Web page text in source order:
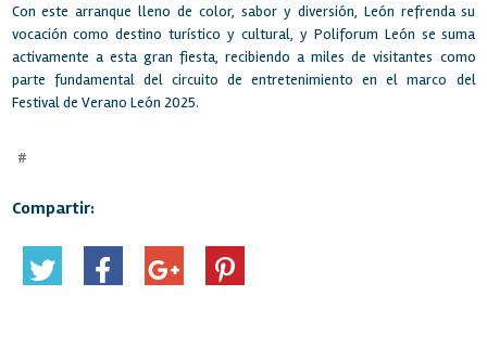
Con este arranque lleno de color, sabor y diversión, León refrenda su
vocación como destino turístico y cultural, y Poliforum León se suma
activamente a esta gran fiesta, recibiendo a miles de visitantes como
parte fundamental del circuito de entretenimiento en el marco del
Festival de Verano León 2025.
#
Compartir: